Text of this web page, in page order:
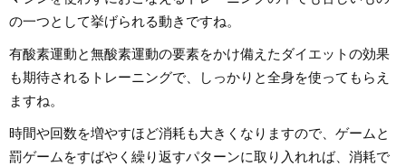
の一つとして挙げられる動きですね。
有酸素運動と無酸素運動の要素をかけ備えたダイエットの効果
も期待されるトレーニングで、しっかりと全身を使ってもらえ
ますね。
時間や回数を増やすほど消耗も大きくなりますので、ゲームと
罰ゲームをすばやく繰り返すパターンに取り入れれば、消耗で